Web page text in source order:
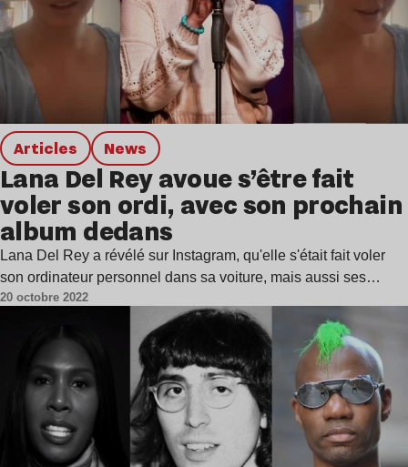
Articles news
Lana Del Rey avoue s’être fait
voler son ordi, avec son prochain
album dedans
Lana Del Rey a révélé sur Instagram, qu'elle s'était fait voler
son ordinateur personnel dans sa voiture, mais aussi ses…
20 octobre 2022